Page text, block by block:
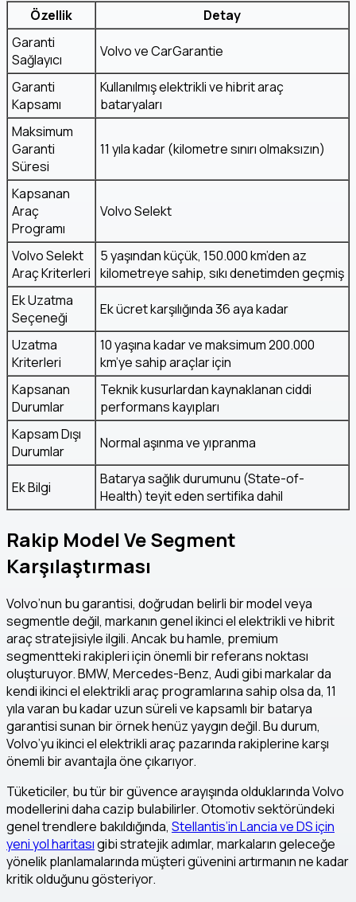
Özellik
Detay
Garanti
Sağlayıcı
Volvo ve CarGarantie
Garanti
Kapsamı
Kullanılmış elektrikli ve hibrit araç
bataryaları
Maksimum
Garanti
Süresi
11 yıla kadar (kilometre sınırı olmaksızın)
Kapsanan
Araç
Programı
Volvo Selekt
Volvo Selekt
Araç Kriterleri
5 yaşından küçük, 150.000 km’den az
kilometreye sahip, sıkı denetimden geçmiş
Ek Uzatma
Seçeneği
Ek ücret karşılığında 36 aya kadar
Uzatma
Kriterleri
10 yaşına kadar ve maksimum 200.000
km’ye sahip araçlar için
Kapsanan
Durumlar
Teknik kusurlardan kaynaklanan ciddi
performans kayıpları
Kapsam Dışı
Durumlar
Normal aşınma ve yıpranma
Ek Bilgi
Batarya sağlık durumunu (State-of-
Health) teyit eden sertifika dahil
Rakip Model Ve Segment
Karşılaştırması
Volvo’nun bu garantisi, doğrudan belirli bir model veya
segmentle değil, markanın genel ikinci el elektrikli ve hibrit
araç stratejisiyle ilgili. Ancak bu hamle, premium
segmentteki rakipleri için önemli bir referans noktası
oluşturuyor. BMW, Mercedes-Benz, Audi gibi markalar da
kendi ikinci el elektrikli araç programlarına sahip olsa da, 11
yıla varan bu kadar uzun süreli ve kapsamlı bir batarya
garantisi sunan bir örnek henüz yaygın değil. Bu durum,
Volvo’yu ikinci el elektrikli araç pazarında rakiplerine karşı
önemli bir avantajla öne çıkarıyor.
Tüketiciler, bu tür bir güvence arayışında olduklarında Volvo
modellerini daha cazip bulabilirler. Otomotiv sektöründeki
genel trendlere bakıldığında, Stellantis’in Lancia ve DS için
yeni yol haritasıgibi stratejik adımlar, markaların geleceğe
yönelik planlamalarında müşteri güvenini artırmanın ne kadar
kritik olduğunu gösteriyor.